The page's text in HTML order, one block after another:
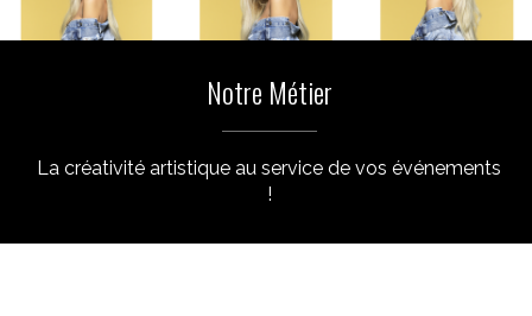
Notre Métier
La créativité artistique au service de vos événements
!